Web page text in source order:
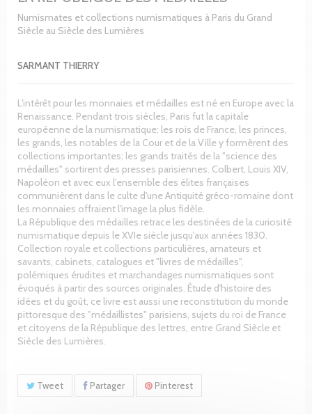
Numismates et collections numismatiques à Paris du Grand
Siècle au Siècle des Lumières
SARMANT THIERRY
L'intérêt pour les monnaies et médailles est né en Europe avec la
Renaissance. Pendant trois siècles, Paris fut la capitale
européenne de la numismatique: les rois de France, les princes,
les grands, les notables de la Cour et de la Ville y formèrent des
collections importantes; les grands traités de la "science des
médailles" sortirent des presses parisiennes. Colbert, Louis XIV,
Napoléon et avec eux l'ensemble des élites françaises
communièrent dans le culte d'une Antiquité gréco-romaine dont
les monnaies offraient l'image la plus fidèle.
La République des médailles retrace les destinées de la curiosité
numismatique depuis le XVIe siècle jusqu'aux années 1830.
Collection royale et collections particulières, amateurs et
savants, cabinets, catalogues et "livres de médailles",
polémiques érudites et marchandages numismatiques sont
évoqués à partir des sources originales. Étude d'histoire des
idées et du goût, ce livre est aussi une reconstitution du monde
pittoresque des "médaillistes" parisiens, sujets du roi de France
et citoyens de la République des lettres, entre Grand Siècle et
Siècle des Lumières.
Tweet Partager Pinterest